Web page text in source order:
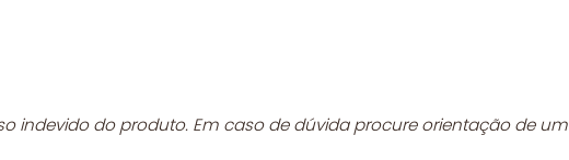
indevido do produto. Em caso de dúvida procure orientação de um